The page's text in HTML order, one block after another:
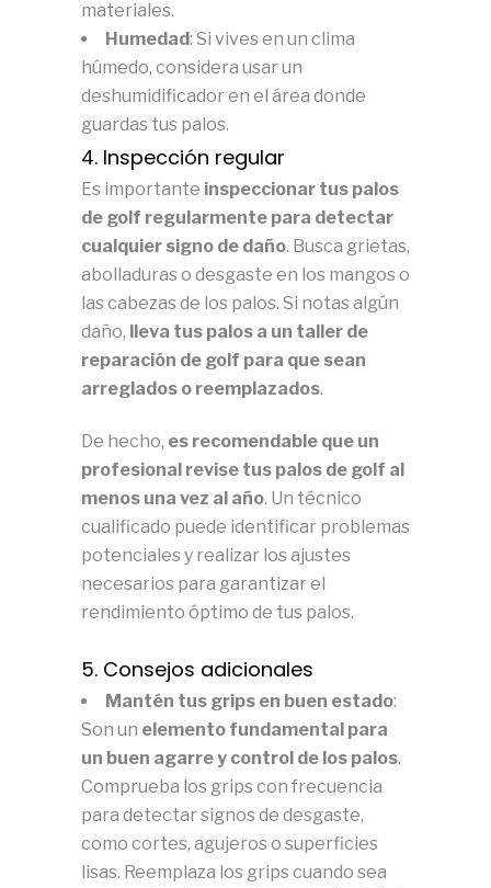
materiales.
Humedad: Si vives en un clima
húmedo, considera usar un
deshumidificador en el área donde
guardas tus palos.
4. Inspección regular
Es importante inspeccionar tus palos
de golf regularmente para detectar
cualquier signo de daño. Busca grietas,
abolladuras o desgaste en los mangos o
las cabezas de los palos. Si notas algún
daño, lleva tus palos a un taller de
reparación de golf para que sean
arreglados o reemplazados.
De hecho, es recomendable que un
profesional revise tus palos de golf al
menos una vez al año. Un técnico
cualificado puede identificar problemas
potenciales y realizar los ajustes
necesarios para garantizar el
rendimiento óptimo de tus palos.
5. Consejos adicionales
Mantén tus grips en buen estado:
Son un elemento fundamental para
un buen agarre y control de los palos.
Comprueba los grips con frecuencia
para detectar signos de desgaste,
como cortes, agujeros o superficies
lisas. Reemplaza los grips cuando sea